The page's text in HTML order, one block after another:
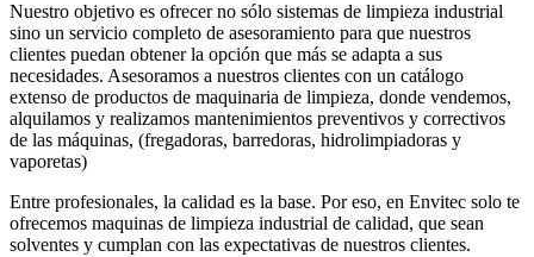
Nuestro objetivo es ofrecer no sólo sistemas de limpieza industrial
sino un servicio completo de asesoramiento para que nuestros
clientes puedan obtener la opción que más se adapta a sus
necesidades. Asesoramos a nuestros clientes con un catálogo
extenso de productos de maquinaria de limpieza, donde vendemos,
alquilamos y realizamos mantenimientos preventivos y correctivos
de las máquinas, (fregadoras, barredoras, hidrolimpiadoras y
vaporetas)
Entre profesionales, la calidad es la base. Por eso, en Envitec solo te
ofrecemos maquinas de limpieza industrial de calidad, que sean
solventes y cumplan con las expectativas de nuestros clientes.